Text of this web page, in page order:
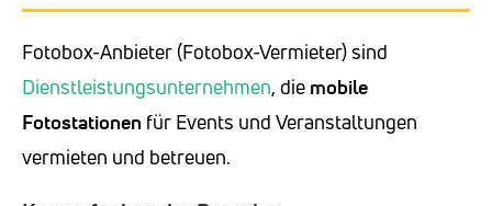
Fotobox-Anbieter (Fotobox-Vermieter) sind
Dienstleistungsunternehmen, die mobile
Fotostationen für Events und Veranstaltungen
vermieten und betreuen.